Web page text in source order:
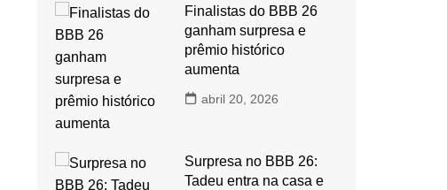
Finalistas do BBB 26
ganham surpresa e
prêmio histórico
aumenta
abril 20, 2026
Surpresa no BBB 26:
Tadeu entra na casa e